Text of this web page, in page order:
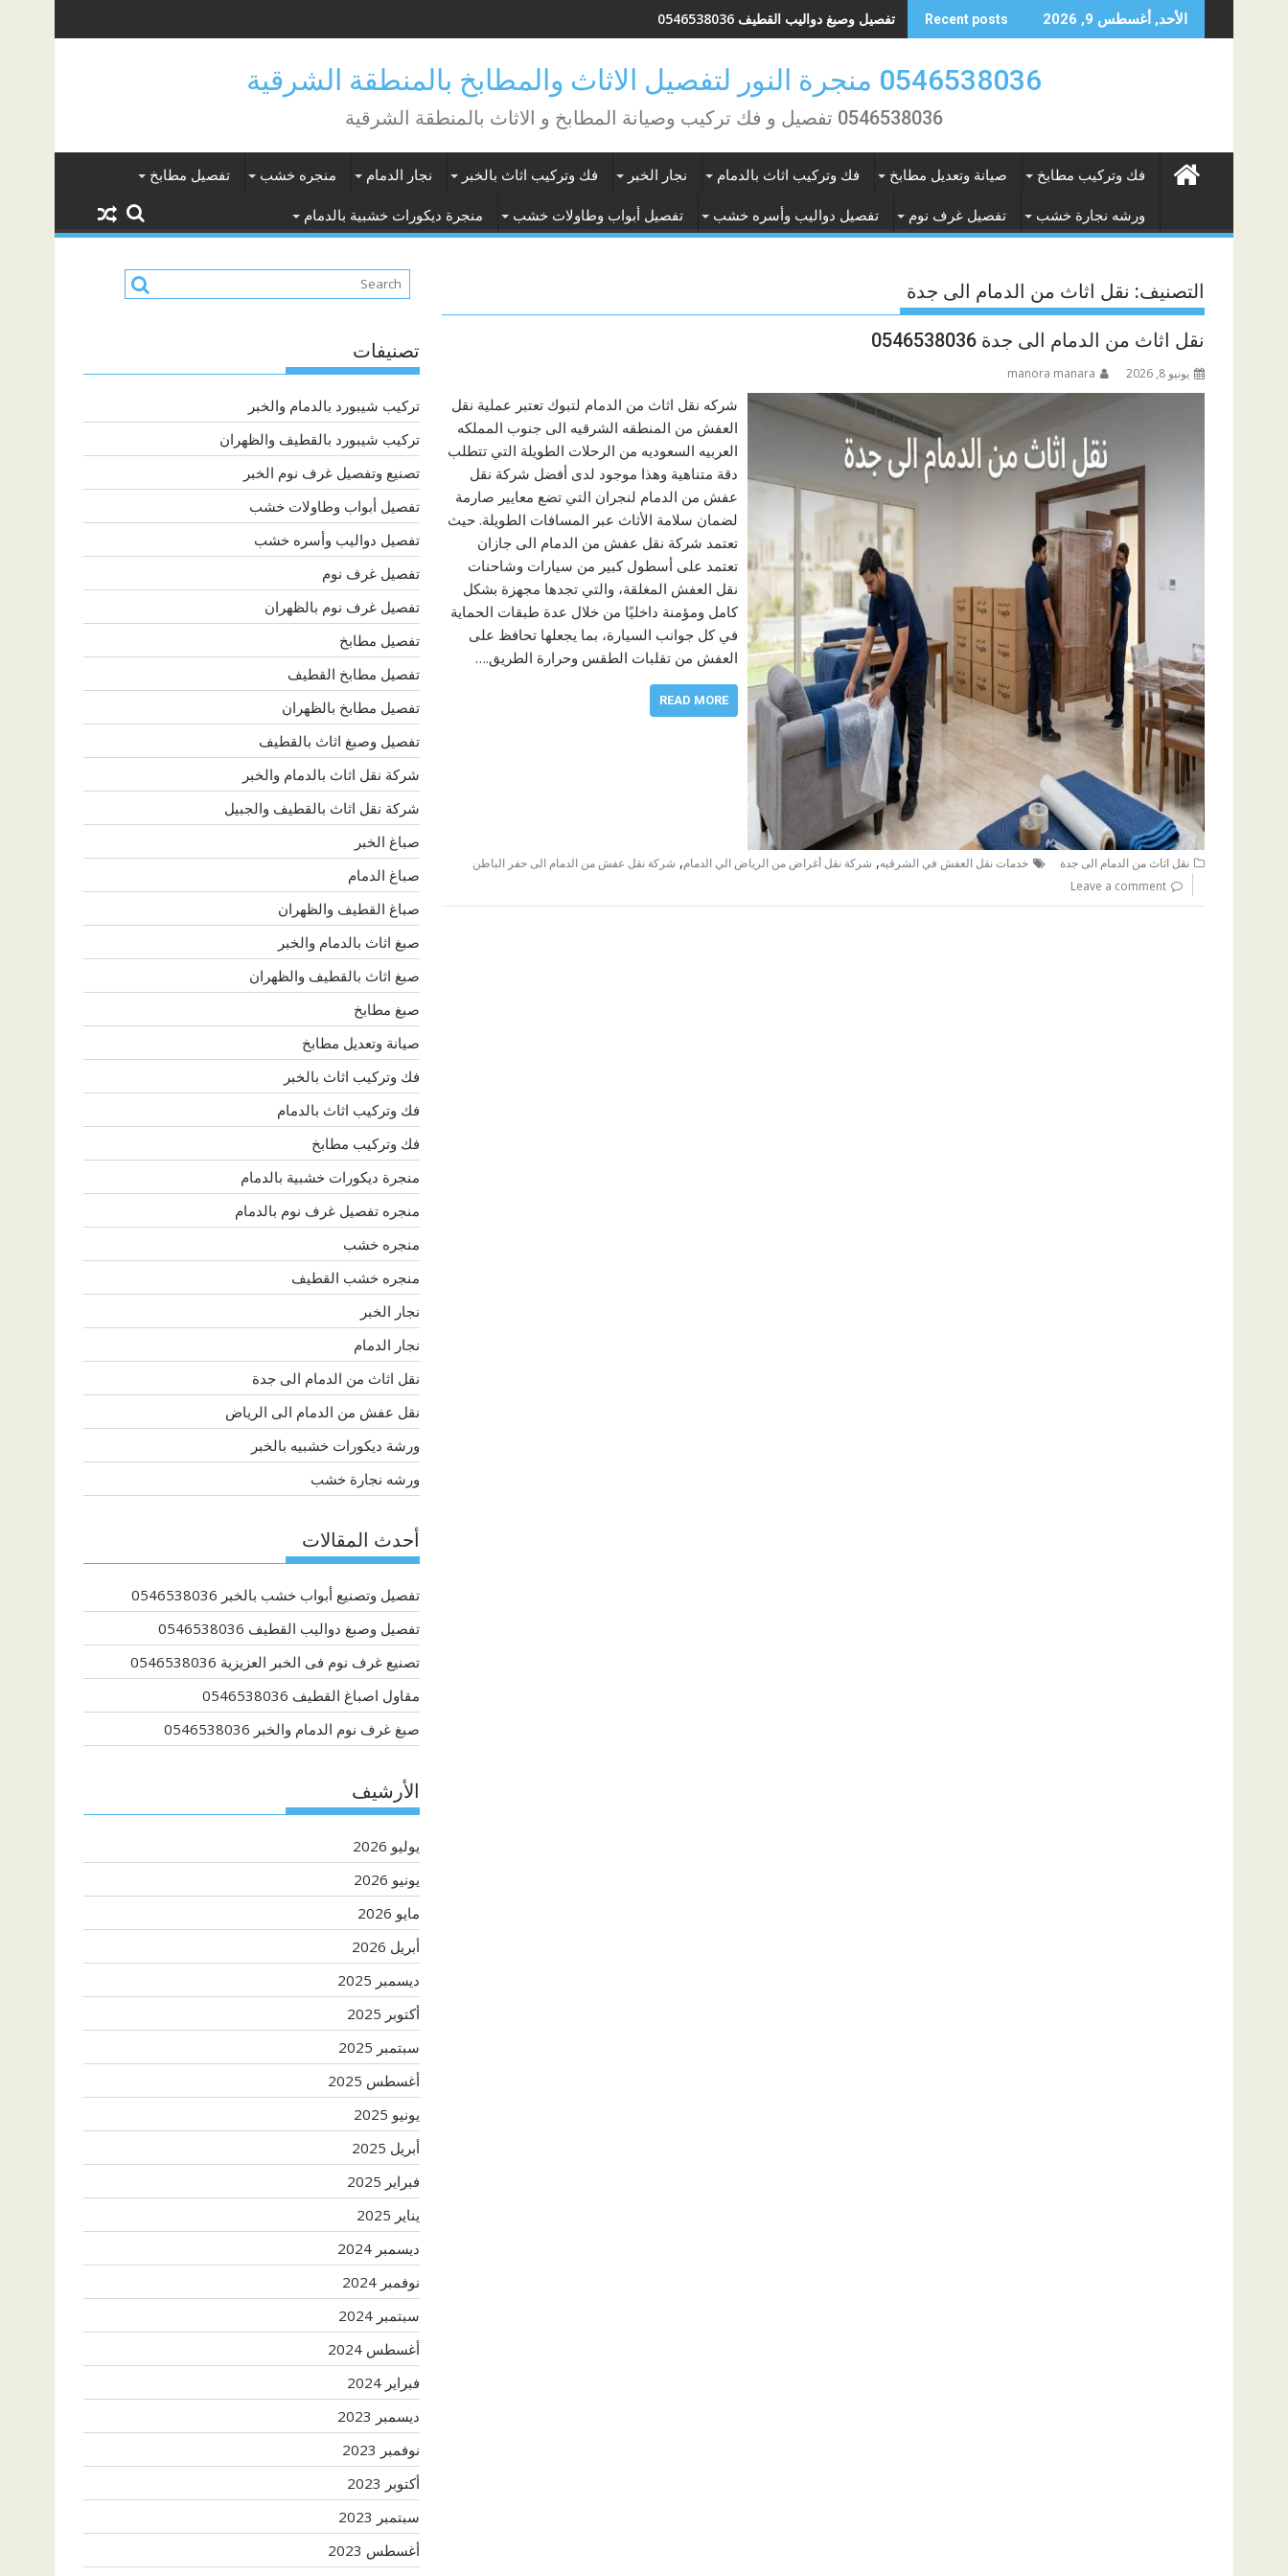
to
الأحد, أغسطس 9, 2026 Recent posts تفصيل وصبغ دواليب القطيف 0546538036
0546538036 منجرة النور لتفصيل الاثاث والمطابخ بالمنطقة الشرقية
0546538036 تفصيل و فك تركيب وصيانة المطابخ و الاثاث بالمنطقة الشرقية
فك وتركيب مطابخ صيانة وتعديل مطابخ فك وتركيب اثاث بالدمام نجار الخبر فك وتركيب اثاث بالخبر نجار الدمام منجره خشب تفصيل مطابخ
ورشه نجارة خشب تفصيل غرف نوم تفصيل دواليب وأسره خشب تفصيل أبواب وطاولات خشب منجرة ديكورات خشبية بالدمام
التصنيف: نقل اثاث من الدمام الى جدة
نقل اثاث من الدمام الى جدة 0546538036
يونيو 8, 2026 manora manara
شركه نقل اثاث من الدمام لتبوك تعتبر عملية نقل
العفش من المنطقه الشرقيه الى جنوب المملكه
العربيه السعوديه من الرحلات الطويلة التي تتطلب
دقة متناهية وهذا موجود لدى أفضل شركة نقل
عفش من الدمام لنجران التي تضع معايير صارمة
لضمان سلامة الأثاث عبر المسافات الطويلة. حيث
تعتمد شركة نقل عفش من الدمام الى جازان
تعتمد على أسطول كبير من سيارات وشاحنات
نقل العفش المغلقة، والتي تجدها مجهزة بشكل
كامل ومؤمنة داخليًا من خلال عدة طبقات الحماية
في كل جوانب السيارة، بما يجعلها تحافظ على
العفش من تقلبات الطقس وحرارة الطريق.…
READ MORE
نقل اثاث من الدمام الى جدة خدمات نقل العفش في الشرقيه, شركة نقل أغراض من الرياض الي الدمام, شركة نقل عفش من الدمام الى حفر الباطن
Leave a comment
تصنيفات
تركيب شيبورد بالدمام والخبر
تركيب شيبورد بالقطيف والظهران
تصنيع وتفصيل غرف نوم الخبر
تفصيل أبواب وطاولات خشب
تفصيل دواليب وأسره خشب
تفصيل غرف نوم
تفصيل غرف نوم بالظهران
تفصيل مطابخ
تفصيل مطابخ القطيف
تفصيل مطابخ بالظهران
تفصيل وصبغ اثاث بالقطيف
شركة نقل اثاث بالدمام والخبر
شركة نقل اثاث بالقطيف والجبيل
صباغ الخبر
صباغ الدمام
صباغ القطيف والظهران
صبغ اثاث بالدمام والخبر
صبغ اثاث بالقطيف والظهران
صبغ مطابخ
صيانة وتعديل مطابخ
فك وتركيب اثاث بالخبر
فك وتركيب اثاث بالدمام
فك وتركيب مطابخ
منجرة ديكورات خشبية بالدمام
منجره تفصيل غرف نوم بالدمام
منجره خشب
منجره خشب القطيف
نجار الخبر
نجار الدمام
نقل اثاث من الدمام الى جدة
نقل عفش من الدمام الى الرياض
ورشة ديكورات خشبيه بالخبر
ورشه نجارة خشب
أحدث المقالات
تفصيل وتصنيع أبواب خشب بالخبر 0546538036
تفصيل وصبغ دواليب القطيف 0546538036
تصنيع غرف نوم فى الخبر العزيزية 0546538036
مقاول اصباغ القطيف 0546538036
صبغ غرف نوم الدمام والخبر 0546538036
الأرشيف
يوليو 2026
يونيو 2026
مايو 2026
أبريل 2026
ديسمبر 2025
أكتوبر 2025
سبتمبر 2025
أغسطس 2025
يونيو 2025
أبريل 2025
فبراير 2025
يناير 2025
ديسمبر 2024
نوفمبر 2024
سبتمبر 2024
أغسطس 2024
فبراير 2024
ديسمبر 2023
نوفمبر 2023
أكتوبر 2023
سبتمبر 2023
أغسطس 2023